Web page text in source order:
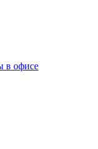
в офисе